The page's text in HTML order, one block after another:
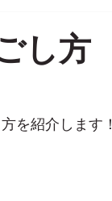
し方
を紹介します！